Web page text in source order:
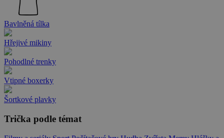
Bavlněná tílka
Hřejivé mikiny
Pohodlné trenky
Vtipné boxerky
Šortkové plavky
Trička podle témat